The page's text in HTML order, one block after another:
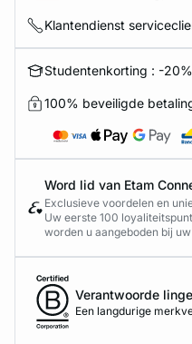
Klantendienst
Studentenkorting : -
100% beveiligde
Word lid van Etam
Exclusieve voordelen en
Uw eerste 100
worden u aangeboden bij
Verantwoorde
Een langdurige